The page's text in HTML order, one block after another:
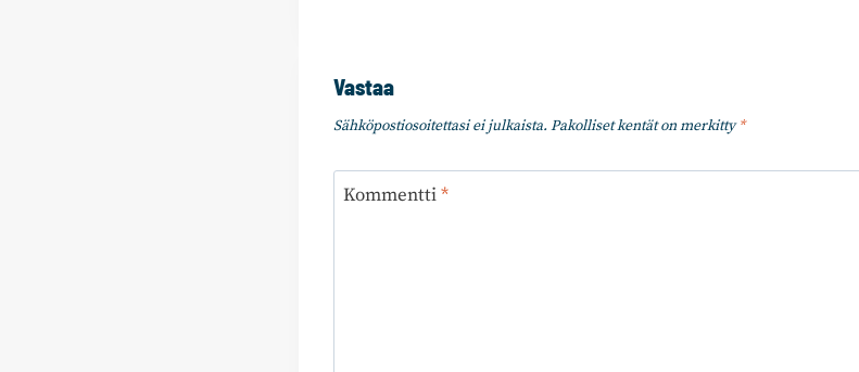
Vastaa
Sähköpostiosoitettasi ei julkaista. Pakolliset kentät on merkitty*
Kommentti*